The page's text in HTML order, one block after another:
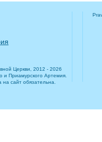
Церкви, 2012 - 2026
и Приамурского Артемия.
сайт обязательна.